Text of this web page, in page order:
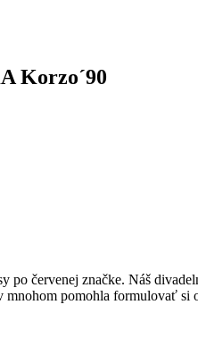
Korzo´90
červenej značke. Náš
pomohla formulovať si